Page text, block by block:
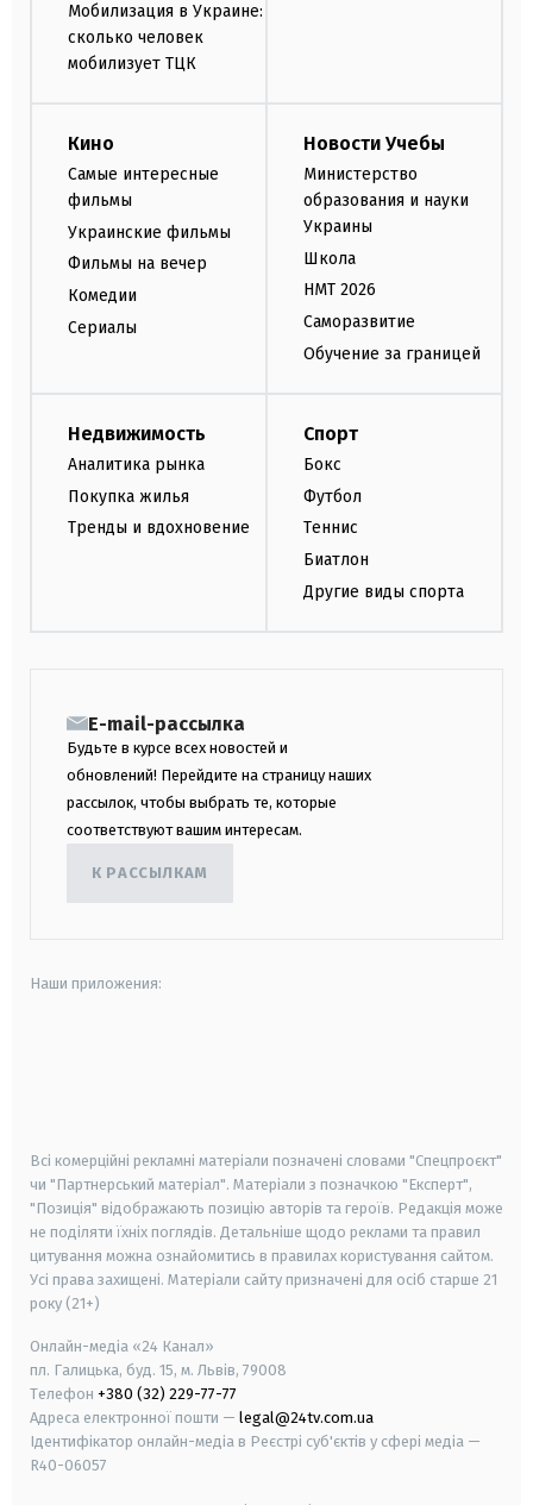
Мобилизация в Украине:
сколько человек
мобилизует ТЦК
Кино
Самые интересные
фильмы
Украинские фильмы
Фильмы на вечер
Комедии
Сериалы
Новости Учебы
Министерство
образования и науки
Украины
Школа
НМТ 2026
Саморазвитие
Обучение за границей
Недвижимость
Аналитика рынка
Покупка жилья
Тренды и вдохновение
Спорт
Бокс
Футбол
Теннис
Биатлон
Другие виды спорта
E-mail-рассылка
Будьте в курсе всех новостей и
обновлений! Перейдите на страницу наших
рассылок, чтобы выбрать те, которые
соответствуют вашим интересам.
К РАССЫЛКАМ
Наши приложения:
Всі комерційні рекламні матеріали позначені словами "Спецпроєкт"
чи "Партнерський матеріал". Матеріали з позначкою "Експерт",
"Позиція" відображають позицію авторів та героїв. Редакція може
не поділяти їхніх поглядів. Детальніше щодо реклами та правил
цитування можна ознайомитись в правилах користування сайтом.
Усі права захищені. Матеріали сайту призначені для осіб старше 21
року (21+)
Онлайн-медіа «24 Канал»
пл. Галицька, буд. 15, м. Львів, 79008
Телефон +380 (32) 229-77-77
Адреса електронної пошти — legal@24tv.com.ua
Ідентифікатор онлайн-медіа в Реєстрі суб'єктів у сфері медіа —
R40-06057